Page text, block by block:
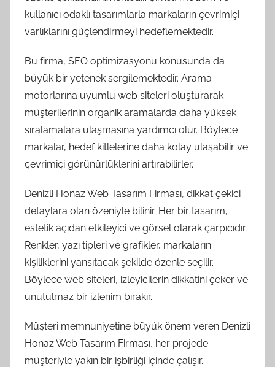
kullanıcı odaklı tasarımlarla markaların çevrimiçi
varlıklarını güçlendirmeyi hedeflemektedir.
Bu firma, SEO optimizasyonu konusunda da
büyük bir yetenek sergilemektedir. Arama
motorlarına uyumlu web siteleri oluşturarak
müşterilerinin organik aramalarda daha yüksek
sıralamalara ulaşmasına yardımcı olur. Böylece
markalar, hedef kitlelerine daha kolay ulaşabilir ve
çevrimiçi görünürlüklerini artırabilirler.
Denizli Honaz Web Tasarım Firması, dikkat çekici
detaylara olan özeniyle bilinir. Her bir tasarım,
estetik açıdan etkileyici ve görsel olarak çarpıcıdır.
Renkler, yazı tipleri ve grafikler, markaların
kişiliklerini yansıtacak şekilde özenle seçilir.
Böylece web siteleri, izleyicilerin dikkatini çeker ve
unutulmaz bir izlenim bırakır.
Müşteri memnuniyetine büyük önem veren Denizli
Honaz Web Tasarım Firması, her projede
müşteriyle yakın bir işbirliği içinde çalışır.